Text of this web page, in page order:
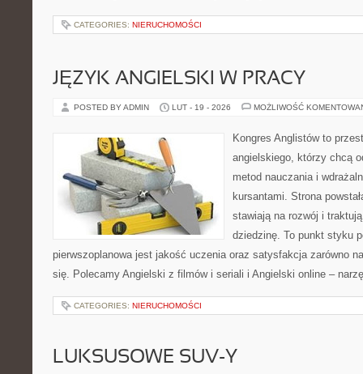
CATEGORIES: NIERUCHOMOŚCI
JĘZYK ANGIELSKI W PRACY
POSTED BY ADMIN LUT - 19 - 2026 MOŻLIWOŚĆ
Kongres Anglistów to
angielskiego, którzy chcą
metod nauczania i
kursantami. Strona
stawiają na rozwój i
dziedzinę. To punkt styku
pierwszoplanowa jest jakość uczenia oraz satysfakcja zarówno
się. Polecamy Angielski z filmów i seriali i Angielski online –
CATEGORIES: NIERUCHOMOŚCI
LUKSUSOWE SUV-Y